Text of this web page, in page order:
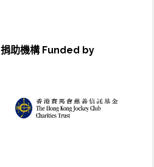
捐助機構 Funded by